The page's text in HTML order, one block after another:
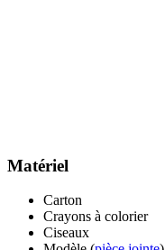
Matériel
Carton
Crayons à colorier
Ciseaux